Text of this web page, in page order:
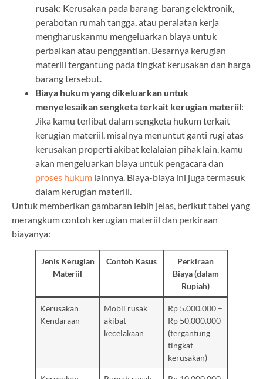
rusak: Kerusakan pada barang-barang elektronik,
perabotan rumah tangga, atau peralatan kerja
mengharuskanmu mengeluarkan biaya untuk
perbaikan atau penggantian. Besarnya kerugian
materiil tergantung pada tingkat kerusakan dan harga
barang tersebut.
Biaya hukum yang dikeluarkan untuk
menyelesaikan sengketa terkait kerugian materiil:
Jika kamu terlibat dalam sengketa hukum terkait
kerugian materiil, misalnya menuntut ganti rugi atas
kerusakan properti akibat kelalaian pihak lain, kamu
akan mengeluarkan biaya untuk pengacara dan
proses hukum lainnya. Biaya-biaya ini juga termasuk
dalam kerugian materiil.
Untuk memberikan gambaran lebih jelas, berikut tabel yang
merangkum contoh kerugian materiil dan perkiraan
biayanya:
Jenis Kerugian
Materiil
Contoh Kasus
Perkiraan
Biaya (dalam
Rupiah)
Kerusakan
Kendaraan
Mobil rusak
akibat
kecelakaan
Rp 5.000.000 –
Rp 50.000.000
(tergantung
tingkat
kerusakan)